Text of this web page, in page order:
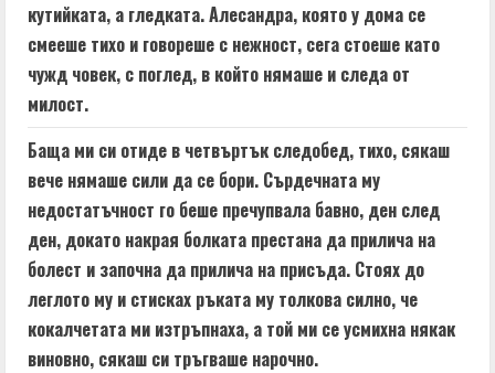
кутийката, а гледката. Алесандра, която у дома се
смееше тихо и говореше с нежност, сега стоеше като
чужд човек, с поглед, в който нямаше и следа от
милост.
Баща ми си отиде в четвъртък следобед, тихо, сякаш
вече нямаше сили да се бори. Сърдечната му
недостатъчност го беше пречупвала бавно, ден след
ден, докато накрая болката престана да прилича на
болест и започна да прилича на присъда. Стоях до
леглото му и стисках ръката му толкова силно, че
кокалчетата ми изтръпнаха, а той ми се усмихна някак
виновно, сякаш си тръгваше нарочно.